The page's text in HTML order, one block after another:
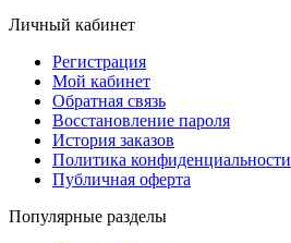
Личный кабинет
Регистрация
Мой кабинет
Обратная связь
Восстановление пароля
История заказов
Политика конфиденциальности
Публичная оферта
Популярные разделы